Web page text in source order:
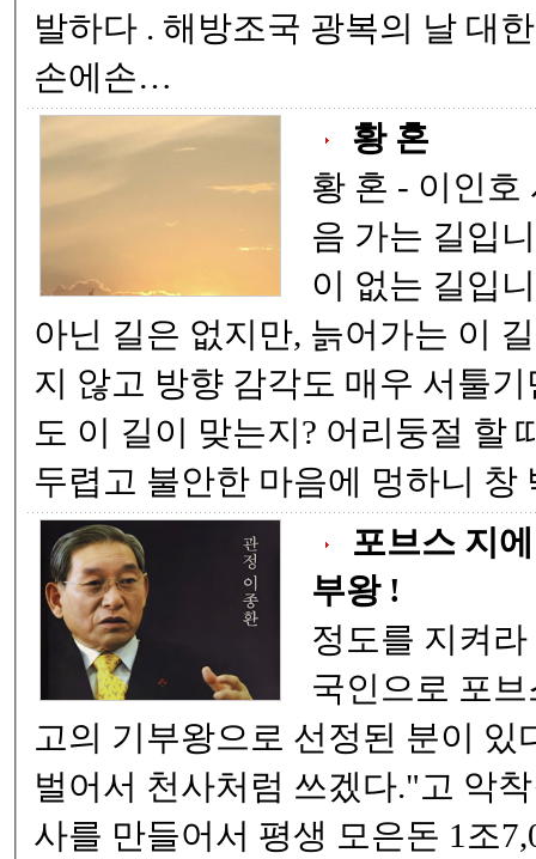
발하다 . 해방조국 광복의 날 대한민국 건국 있던 날
손에손…
황 혼
황 혼 - 이인호 시- 늙어가는 길 처
음 가는 길입니다. 한 번도
이 없는 길입니다. 무엇 하
아닌 길은 없지만, 늙어가는 이 길은 몸이 마음과 같
지 않고 방향 감각도 매우 서툴기만 합니다. 가면서
도 이 길이 맞는지? 어리둥절 할 때가 많습니다. 때론
두렵고 불안한 마음에 멍
포브스 지
부왕 !
정도를 지켜라
국인으로 포
고의 기부왕으로 선정된 분이 있다. "평생 거지
벌어서 천사처럼 쓰겠다."고 악
사를 만들어서 평생 모은돈 1조